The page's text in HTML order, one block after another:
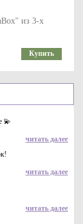
из 3-х
Купить
Крафт из
Купить
💫
читать далее
читать далее
читать далее